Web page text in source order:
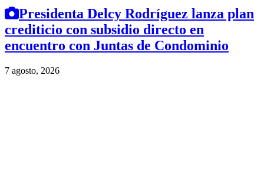
Presidenta Delcy Rodríguez lanza plan
crediticio con subsidio directo en
encuentro con Juntas de Condominio
7 agosto, 2026